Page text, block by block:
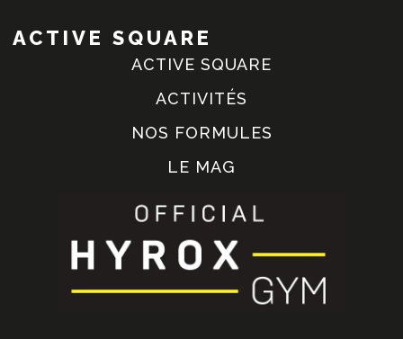
ACTIVE SQUARE
ACTIVE SQUARE
ACTIVITÉS
NOS FORMULES
LE MAG